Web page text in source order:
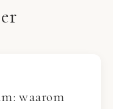
waarom